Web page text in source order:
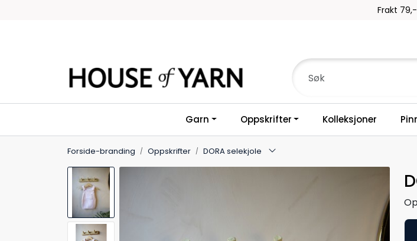
Frakt 79,-
Garn Oppskrifter Kolleksjoner
Forside-branding Oppskrifter DORA selekjole